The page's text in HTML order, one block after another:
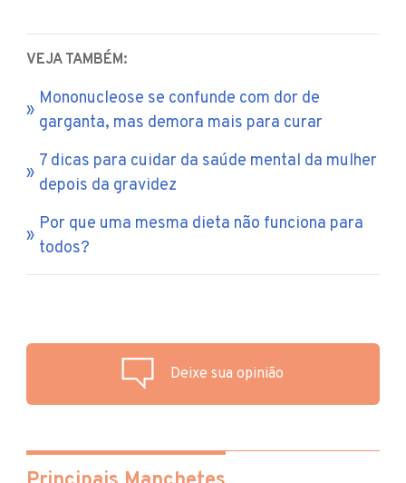
VEJA TAMBÉM:
Mononucleose se confunde com dor de
garganta, mas demora mais para curar
7 dicas para cuidar da saúde mental da mulher
depois da gravidez
Por que uma mesma dieta não funciona para
todos?
Deixe sua opinião